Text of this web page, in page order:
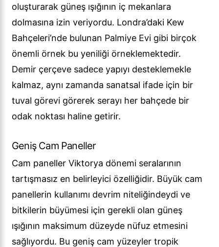
oluşturarak güneş ışığının iç mekanlara
dolmasına izin veriyordu. Londra’daki Kew
Bahçeleri’nde bulunan Palmiye Evi gibi birçok
önemli örnek bu yeniliği örneklemektedir.
Demir çerçeve sadece yapıyı desteklemekle
kalmaz, aynı zamanda sanatsal ifade için bir
tuval görevi görerek serayı her bahçede bir
odak noktası haline getirir.
Geniş Cam Paneller
Cam paneller Viktorya dönemi seralarının
tartışmasız en belirleyici özelliğidir. Büyük cam
panellerin kullanımı devrim niteliğindeydi ve
bitkilerin büyümesi için gerekli olan güneş
ışığının maksimum düzeyde nüfuz etmesini
sağlıyordu. Bu geniş cam yüzeyler tropik